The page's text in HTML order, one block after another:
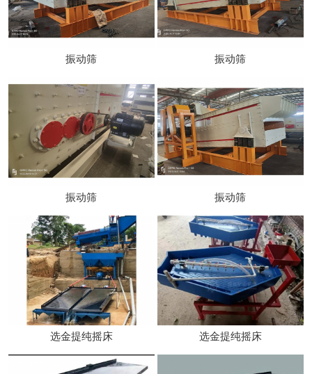
振动筛 振动筛
振动筛 振动筛
选金提纯摇床 选金提纯摇床